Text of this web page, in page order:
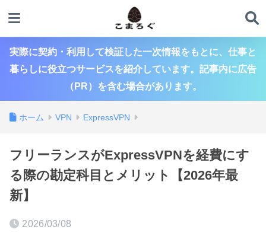
実際に契約・利用して検証した一次情報をもとに、仕事と
暮らしに役立つサービスを紹介しています。記事内に広告
（PR）を含む場合があります。
ホーム VPN ExpressVPN
フリーランスがExpressVPNを経費にす
る際の勘定科目とメリット【2026年最
新】
2026/03/08